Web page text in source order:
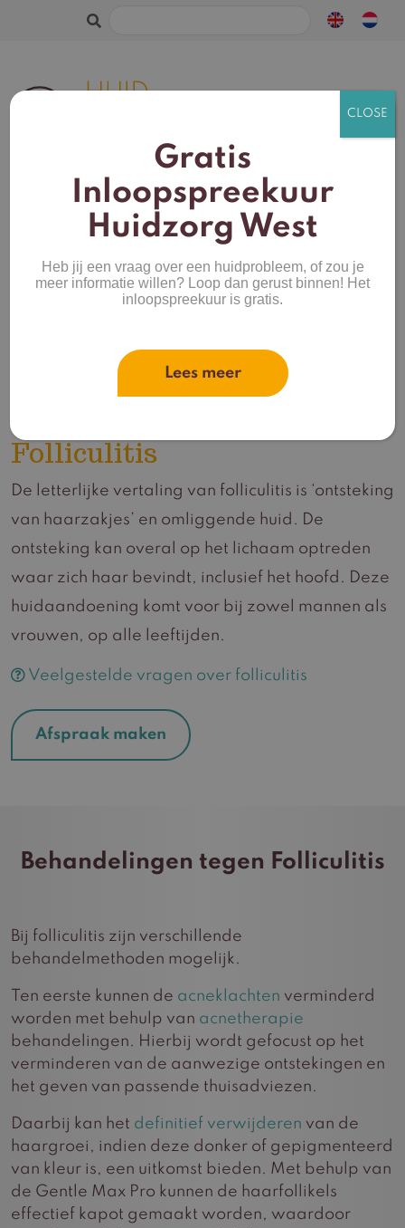
Zoeken
haarzakjes.
Folliculitis
De letterlijke vertaling van folliculitis is ‘ontsteking
van haarzakjes’ en omliggende huid. De
ontsteking kan overal op het lichaam optreden
waar zich haar bevindt, inclusief het hoofd. Deze
huidaandoening komt voor bij zowel mannen als
vrouwen, op alle leeftijden.
Veelgestelde vragen over folliculitis
Afspraak maken
Behandelingen tegen Folliculitis
Bij folliculitis zijn verschillende
behandelmethoden mogelijk.
Ten eerste kunnen de acneklachten verminderd
worden met behulp van acnetherapie
behandelingen. Hierbij wordt gefocust op het
verminderen van de aanwezige ontstekingen en
het geven van passende thuisadviezen.
Daarbij kan het definitief verwijderen van de
haargroei, indien deze donker of gepigmenteerd
van kleur is, een uitkomst bieden. Met behulp van
de Gentle Max Pro kunnen de haarfollikels
effectief kapot gemaakt worden, waardoor
Gratis
Inloopspreekuur
Huidzorg West
Heb jij een vraag over een huidprobleem, of zou je
meer informatie willen? Loop dan gerust binnen! Het
inloopspreekuur is gratis.
Lees meer